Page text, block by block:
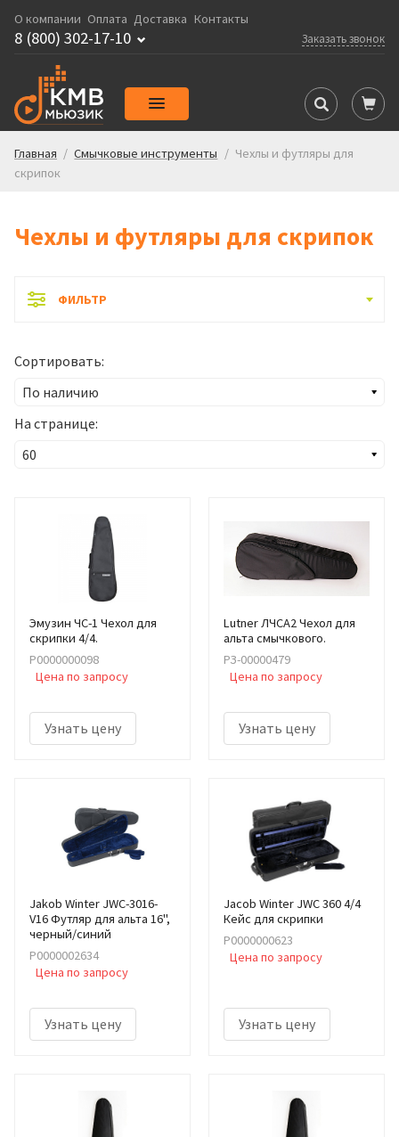
О компании Оплата Доставка Контакты
Заказать звонок
8 (800) 302-17-10
Главная / Смычковые инструменты / Чехлы и футляры для
скрипок
Чехлы и футляры для скрипок
ФИЛЬТР
Сортировать:
На странице:
Эмузин ЧС-1 Чехол для
скрипки 4/4.
Р0000000098
Цена по запросу
Узнать цену
Lutner ЛЧСА2 Чехол для
альта смычкового.
РЗ-00000479
Цена по запросу
Узнать цену
Jakob Winter JWC-3016-
V16 Футляр для альта 16",
черный/синий
Р0000002634
Цена по запросу
Узнать цену
Jacob Winter JWC 360 4/4
Кейс для скрипки
Р0000000623
Цена по запросу
Узнать цену